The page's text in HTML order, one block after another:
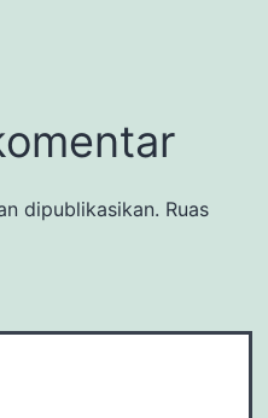
dipublikasikan. Ruas